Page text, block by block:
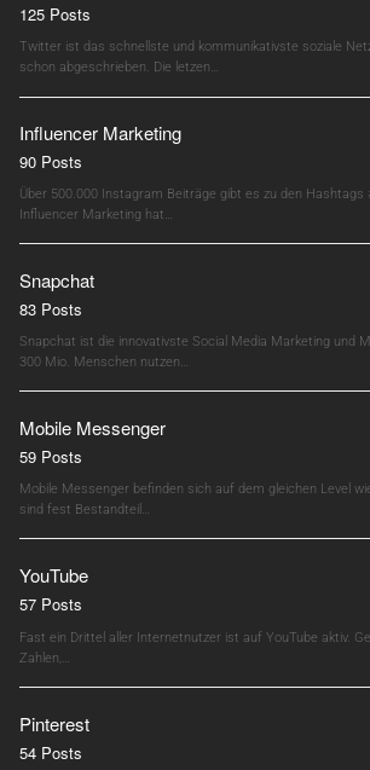
125 Posts
Twitter ist das schnellste und kommunikativste soziale
schon abgeschrieben. Die letzen…
Influencer Marketing
90 Posts
Über 500.000 Instagram Beiträge gibt es zu den Hashtags
Influencer Marketing hat…
Snapchat
83 Posts
Snapchat ist die innovativste Social Media Marketing und
300 Mio. Menschen nutzen…
Mobile Messenger
59 Posts
Mobile Messenger befinden sich auf dem gleichen Level
sind fest Bestandteil…
YouTube
57 Posts
Fast ein Drittel aller Internetnutzer ist auf YouTube aktiv.
Zahlen,…
Pinterest
54 Posts